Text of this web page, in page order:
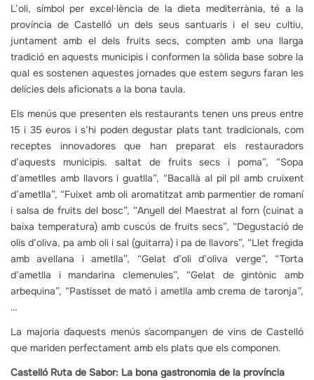
L’oli, símbol per excel·lència de la dieta mediterrània, té a la
província de Castelló un dels seus santuaris i el seu cultiu,
juntament amb el dels fruits secs, compten amb una llarga
tradició en aquests municipis i conformen la sòlida base sobre la
qual es sostenen aquestes jornades que estem segurs faran les
delícies dels aficionats a la bona taula.
Els menús que presenten els restaurants tenen uns preus entre
15 i 35 euros i s’hi poden degustar plats tant tradicionals, com
receptes innovadores que han preparat els restauradors
d’aquests municipis. saltat de fruits secs i poma”, “Sopa
d’ametlles amb llavors i guatlla”, “Bacallà al pil pil amb cruixent
d’ametlla”, “Fuixet amb oli aromatitzat amb parmentier de romaní
i salsa de fruits del bosc”, “Anyell del Maestrat al forn (cuinat a
baixa temperatura) amb cuscús de fruits secs”, “Degustació de
olis d’oliva, pa amb oli i sal (guitarra) i pa de llavors”, “Llet fregida
amb avellana i ametlla”, “Gelat d’oli d’oliva verge”, “Torta
d’ametlla i mandarina clemenules”, “Gelat de gintònic amb
arbequina”, “Pastisset de mató i ametlla amb crema de taronja”,
…
La majoria d´aquests menús s´acompanyen de vins de Castelló
que mariden perfectament amb els plats que els componen.
Castelló Ruta de Sabor: La bona gastronomia de la província